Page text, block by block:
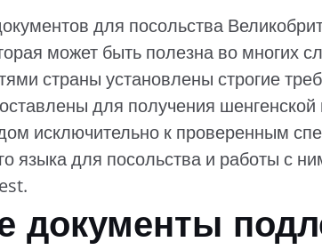
для посольства
может быть полезна во многих
страны установлены строгие
для получения
исключительно к проверенным
языка для посольства и работы с
документы